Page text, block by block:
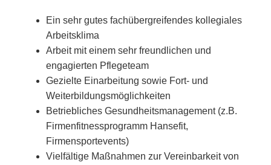
Ein sehr gutes fachübergreifendes kollegiales
Arbeitsklima
Arbeit mit einem sehr freundlichen und
engagierten Pflegeteam
Gezielte Einarbeitung sowie Fort- und
Weiterbildungsmöglichkeiten
Betriebliches Gesundheitsmanagement (z.B.
Firmenfitnessprogramm Hansefit,
Firmensportevents)
Vielfältige Maßnahmen zur Vereinbarkeit von